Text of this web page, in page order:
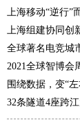
上海移动“逆行”
上海组建协同创
全球著名电竞城
2021全球智博会
围绕数据，变“
32条隧道4座跨